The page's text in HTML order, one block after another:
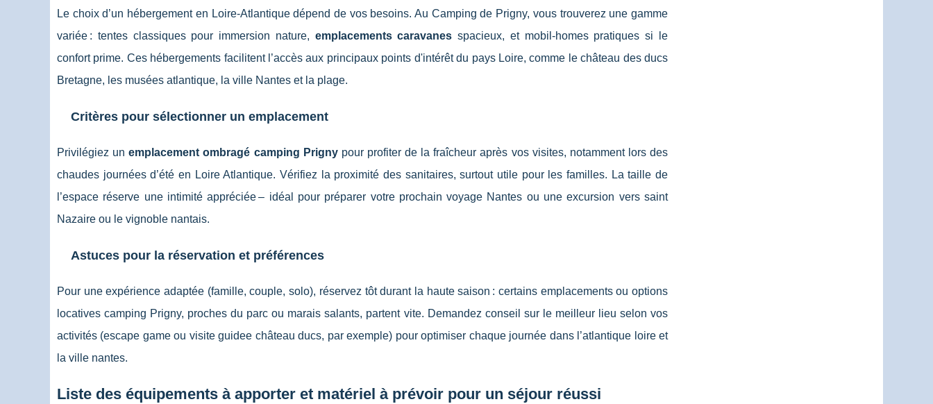
Le choix d’un hébergement en Loire-Atlantique dépend de vos besoins. Au Camping de Prigny, vous trouverez une gamme
variée : tentes classiques pour immersion nature, emplacements caravanes spacieux, et mobil-homes pratiques si le
confort prime. Ces hébergements facilitent l’accès aux principaux points d'intérêt du pays Loire, comme le château des ducs
Bretagne, les musées atlantique, la ville Nantes et la plage.
Critères pour sélectionner un emplacement
Privilégiez unemplacement ombragé camping Prignypour profiter de la fraîcheur après vos visites, notamment lors des
chaudes journées d’été en Loire Atlantique. Vérifiez la proximité des sanitaires, surtout utile pour les familles. La taille de
l’espace réserve une intimité appréciée – idéal pour préparer votre prochain voyage Nantes ou une excursion vers saint
Nazaire ou le vignoble nantais.
Astuces pour la réservation et préférences
Pour une expérience adaptée (famille, couple, solo), réservez tôt durant la haute saison : certains emplacements ou options
locatives camping Prigny, proches du parc ou marais salants, partent vite. Demandez conseil sur le meilleur lieu selon vos
activités (escape game ou visite guidee château ducs, par exemple) pour optimiser chaque journée dans l’atlantique loire et
la ville nantes.
Liste des équipements à apporter et matériel à prévoir pour un séjour réussi